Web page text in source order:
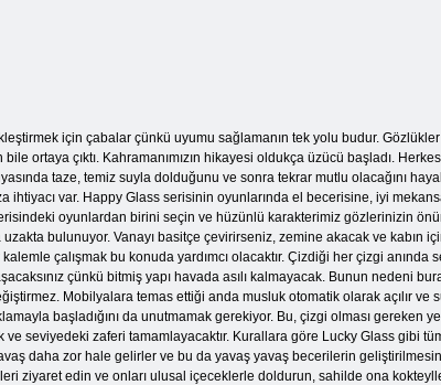
için çabalar çünkü uyumu sağlamanın tek yolu budur.
ortaya çıktı. Kahramanımızın hikayesi oldukça üzücü başladı.
taze, temiz suyla dolduğunu ve sonra tekrar mutlu olacağını
ihtiyacı var. Happy Glass serisinin oyunlarında el becerisine, iyi
oyunlardan birini seçin ve hüzünlü karakterimiz gözlerinizin
bulunuyor. Vanayı basitçe çevirirseniz, zemine akacak ve kabın
çalışmak bu konuda yardımcı olacaktır. Çizdiği her çizgi
çünkü bitmiş yapı havada asılı kalmayacak. Bunun nedeni
Mobilyalara temas ettiği anda musluk otomatik olarak açılır
başladığını da unutmamak gerekiyor. Bu, çizgi olması gereken
seviyedeki zaferi tamamlayacaktır. Kurallara göre Lucky Glass gibi
daha zor hale gelirler ve bu da yavaş yavaş becerilerin geliştirilmesine
ziyaret edin ve onları ulusal içeceklerle doldurun, sahilde ona